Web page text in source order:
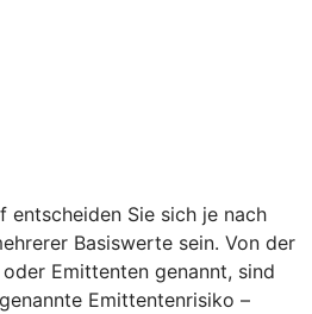
entscheiden Sie sich je nach
Basiswerte sein. Von der
Emittenten genannt, sind
Emittentenrisiko –